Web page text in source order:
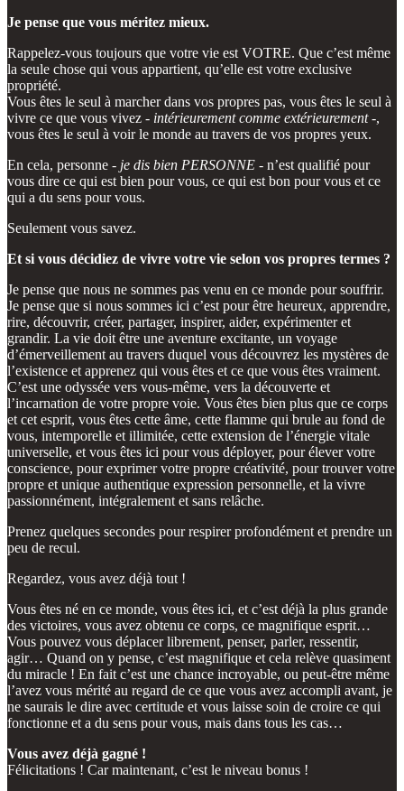
Je pense que vous méritez mieux.
Rappelez-vous toujours que votre vie est VOTRE. Que c’est même
la seule chose qui vous appartient, qu’elle est votre exclusive
propriété.
Vous êtes le seul à marcher dans vos propres pas, vous êtes le seul à
vivre ce que vous vivez - intérieurement comme extérieurement-,
vous êtes le seul à voir le monde au travers de vos propres yeux.
En cela, personne - je dis bien PERSONNE - n’est qualifié pour
vous dire ce qui est bien pour vous, ce qui est bon pour vous et ce
qui a du sens pour vous.
Seulement vous savez.
Et si vous décidiez de vivre votre vie selon vos propres termes ?
Je pense que nous ne sommes pas venu en ce monde pour souffrir.
Je pense que si nous sommes ici c’est pour être heureux, apprendre,
rire, découvrir, créer, partager, inspirer, aider, expérimenter et
grandir. La vie doit être une aventure excitante, un voyage
d’émerveillement au travers duquel vous découvrez les mystères de
l’existence et apprenez qui vous êtes et ce que vous êtes vraiment.
C’est une odyssée vers vous-même, vers la découverte et
l’incarnation de votre propre voie. Vous êtes bien plus que ce corps
et cet esprit, vous êtes cette âme, cette flamme qui brule au fond de
vous, intemporelle et illimitée, cette extension de l’énergie vitale
universelle, et vous êtes ici pour vous déployer, pour élever votre
conscience, pour exprimer votre propre créativité, pour trouver votre
propre et unique authentique expression personnelle, et la vivre
passionnément, intégralement et sans relâche.
Prenez quelques secondes pour respirer profondément et prendre un
peu de recul.
Regardez, vous avez déjà tout !
Vous êtes né en ce monde, vous êtes ici, et c’est déjà la plus grande
des victoires, vous avez obtenu ce corps, ce magnifique esprit…
Vous pouvez vous déplacer librement, penser, parler, ressentir,
agir… Quand on y pense, c’est magnifique et cela relève quasiment
du miracle ! En fait c’est une chance incroyable, ou peut-être même
l’avez vous mérité au regard de ce que vous avez accompli avant, je
ne saurais le dire avec certitude et vous laisse soin de croire ce qui
fonctionne et a du sens pour vous, mais dans tous les cas…
Vous avez déjà gagné !
Félicitations ! Car maintenant, c’est le niveau bonus !